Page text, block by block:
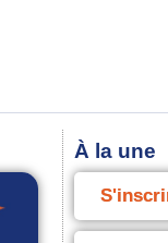
À la une